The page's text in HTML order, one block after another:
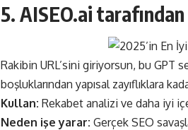
5. AISEO.ai tarafından
Rakibin URL’sini giriyorsun, bu GPT
boşluklarından yapısal zayıflıklara
Kullan: Rekabet analizi ve daha iyi
Neden işe yarar: Gerçek SEO